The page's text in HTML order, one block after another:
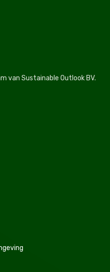
van Sustainable Outlook BV.